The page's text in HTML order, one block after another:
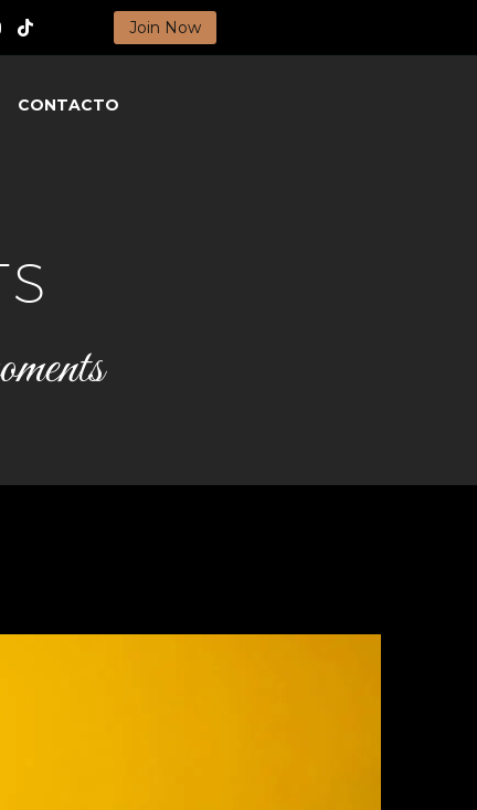
Join Now
CONTACTO